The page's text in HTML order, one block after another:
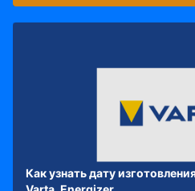
Как узнать дату